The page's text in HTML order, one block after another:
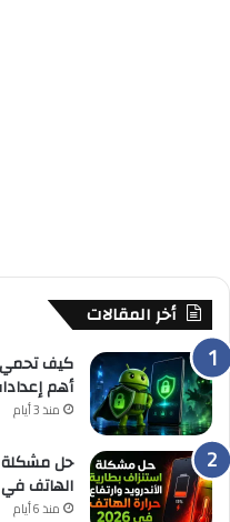
أخر المقالات
كيف تحمي
أهم
منذ 3 أيام
حل مشكلة
الهاتف في 2026
منذ 6 أيام